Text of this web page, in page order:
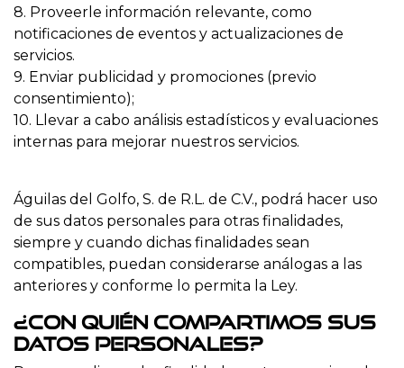
8. Proveerle información relevante, como
notificaciones de eventos y actualizaciones de
servicios.
9. Enviar publicidad y promociones (previo
consentimiento);
10. Llevar a cabo análisis estadísticos y evaluaciones
internas para mejorar nuestros servicios.
Águilas del Golfo, S. de R.L. de C.V., podrá hacer uso
de sus datos personales para otras finalidades,
siempre y cuando dichas finalidades sean
compatibles, puedan considerarse análogas a las
anteriores y conforme lo permita la Ley.
¿Con quién compartimos sus
datos personales?